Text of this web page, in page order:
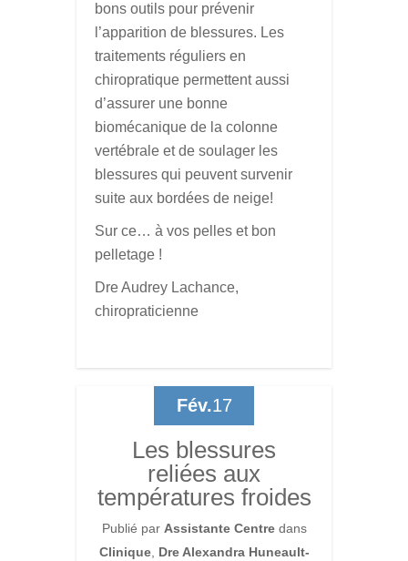
bons outils pour prévenir
l’apparition de blessures. Les
traitements réguliers en
chiropratique permettent aussi
d’assurer une bonne
biomécanique de la colonne
vertébrale et de soulager les
blessures qui peuvent survenir
suite aux bordées de neige!
Sur ce… à vos pelles et bon
pelletage !
Dre Audrey Lachance,
chiropraticienne
Les blessures
reliées aux
températures froides
Publié par Assistante Centredans
Clinique, Dre Alexandra Huneault-
Fév.17